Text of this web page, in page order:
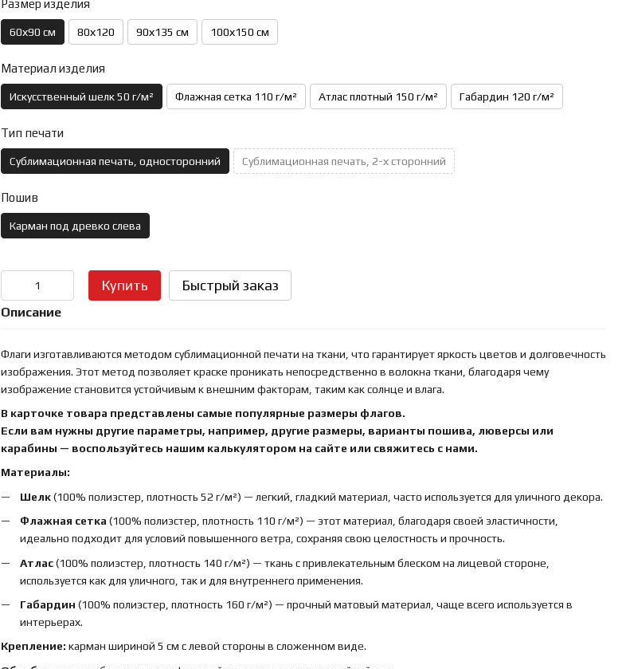
Размер изделия
60х90 см 80х120 90х135 см 100х150 см
Материал изделия
Искусственный шелк 50 г/м² Флажная сетка 110 г/м² Атлас плотный 150 г/м² Габардин 120 г/м²
Тип печати
Сублимационная печать, односторонний Сублимационная печать, 2-х сторонний
Пошив
Карман под древко слева
Купить Быстрый заказ
Описание
Флаги изготавливаются методом сублимационной печати на ткани, что гарантирует яркость цветов и долговечность
изображения. Этот метод позволяет краске проникать непосредственно в волокна ткани, благодаря чему
изображение становится устойчивым к внешним факторам, таким как солнце и влага.
В карточке товара представлены самые популярные размеры флагов.
Если вам нужны другие параметры, например, другие размеры, варианты пошива, люверсы или
карабины — воспользуйтесь нашим калькулятором на сайте или свяжитесь с нами.
Материалы:
Шелк(100% полиэстер, плотность 52 г/м²) — легкий, гладкий материал, часто используется для уличного декора.
Флажная сетка (100% полиэстер, плотность 110 г/м²) — этот материал, благодаря своей эластичности,
идеально подходит для условий повышенного ветра, сохраняя свою целостность и прочность.
Атлас(100% полиэстер, плотность 140 г/м²) — ткань с привлекательным блеском на лицевой стороне,
используется как для уличного, так и для внутреннего применения.
Габардин (100% полиэстер, плотность 160 г/м²) — прочный матовый материал, чаще всего используется в
интерьерах.
Крепление: карман шириной 5 см с левой стороны в сложенном виде.